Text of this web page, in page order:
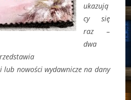
ukazują
cy się
raz –
dwa
lub nowości wydawnicze na dany